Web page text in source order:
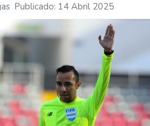
Publicado: 14 Abril 2025